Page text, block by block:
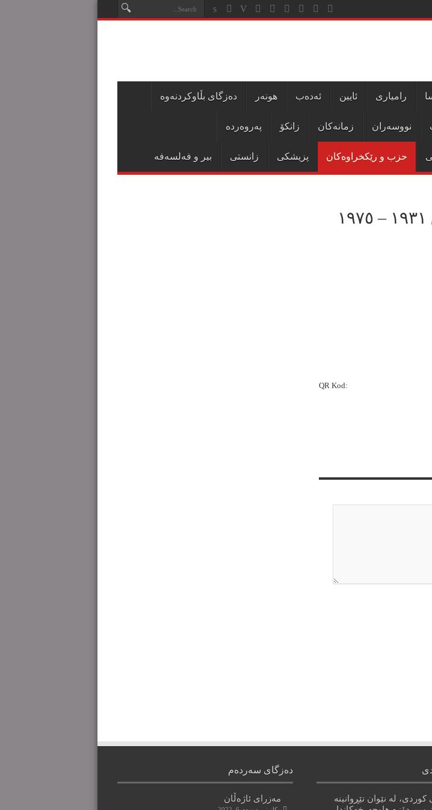
رامیاری ئایین ئەدەب هونەر دەزگای بڵاوکردنەوە
نووسەران زمانەکان زانکۆ پەروەردە
حزب و رێکخراوەکان پزیشکی زانستی بیر و فەلسەفە
QR Kod:
لە نێوان تێڕوانینە
دەزگای سەردەم
مەزرای ئاژەڵان